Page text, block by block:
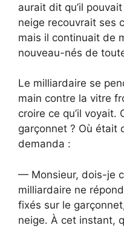
aurait dit qu’il
neige recouvrait ses
mais il continuait de
nouveau-nés de
Le milliardaire se
main contre la vitre
croire ce qu’il voyait.
garçonnet ? Où était
demanda :
— Monsieur, dois-je
milliardaire ne
fixés sur le
neige. À cet instant,